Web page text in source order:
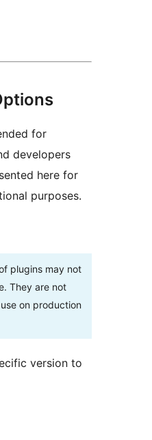
for
developers
here for
purposes.
plugins may not
They are not
on production
version to